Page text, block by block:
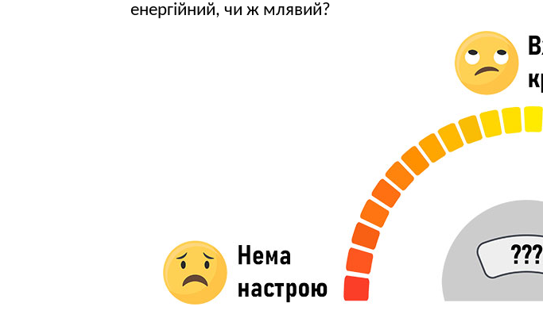
енергійний, чи ж млявий?